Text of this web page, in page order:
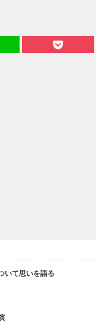
いて思いを語る